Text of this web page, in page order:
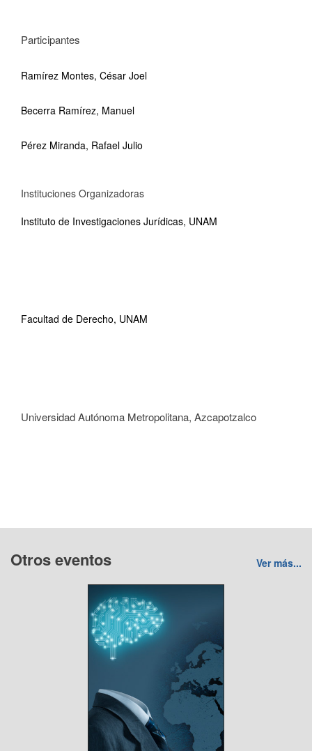
Participantes
Ramírez Montes, César Joel
Becerra Ramírez, Manuel
Pérez Miranda, Rafael Julio
Instituciones Organizadoras
Instituto de Investigaciones Jurídicas, UNAM
Facultad de Derecho, UNAM
Universidad Autónoma Metropolitana, Azcapotzalco
Otros eventos Ver más...